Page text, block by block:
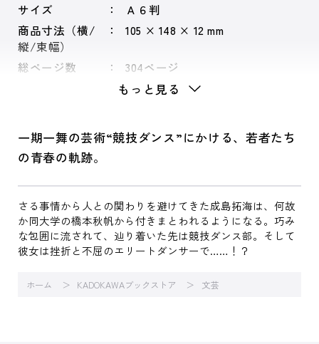
サイズ
Ａ６判
商品寸法（横/
縦/束幅）
105 × 148 × 12 mm
総ページ数 304ページ
もっと見る
一期一舞の芸術“競技ダンス”にかける、若者たち
の青春の軌跡。
さる事情から人との関わりを避けてきた成島拓海は、何故
か同大学の橋本秋帆から付きまとわれるようになる。巧み
な包囲に流されて、辿り着いた先は競技ダンス部。そして
彼女は挫折と不屈のエリートダンサーで……！？
ホーム KADOKAWAブックストア 文芸